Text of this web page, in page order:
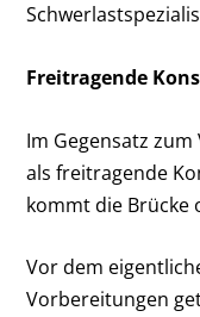
Freitragende
Im Gegensatz
als freitragende
kommt die Brücke
Vor dem
Vorbereitungen